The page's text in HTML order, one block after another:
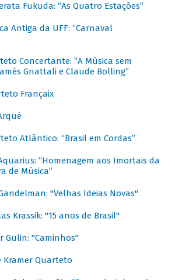
Fukuda: “As Quatro Estações”
Antiga da UFF: “Carnaval
Concertante: “A Música sem
Gnattali e Claude Bolling”
Françaix
Atlântico: “Brasil em Cordas”
“Homenagem aos Imortais da
de Música”
"Velhas Ideias Novas"
Krassik: "15 anos de Brasil"
Gulin: "Caminhos"
Kramer Quarteto